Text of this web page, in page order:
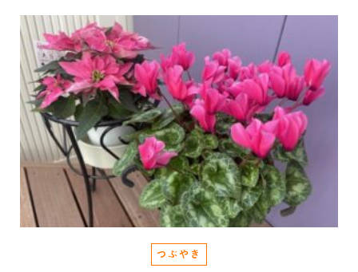
つぶやき